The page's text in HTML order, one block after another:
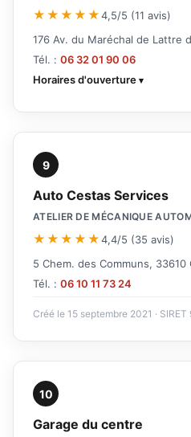
★★★★★4,5/5 (11 avis)
176 Av. du Maréchal de Lattre
Tél. : 06 32 01 90 06
Horaires d'ouverture
9
Auto Cestas Services
ATELIER DE MÉCANIQUE
★★★★★4,4/5 (35 avis)
5 Chem. des Communs, 33610
Tél. : 06 10 11 73 24
Créé le 15 septembre 2021 ·
10
Garage du centre